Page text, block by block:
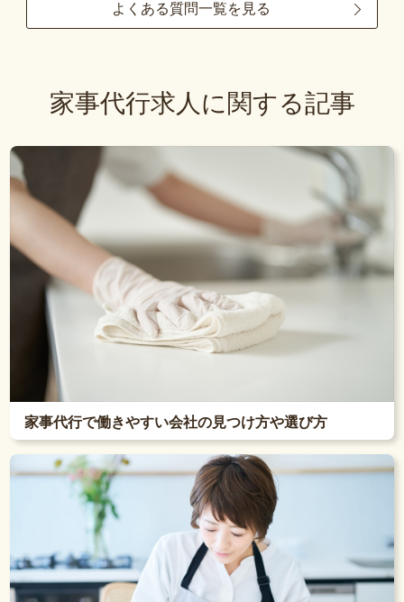
よくある質問一覧を見る
家事代行求人に関する記事
家事代行で働きやすい会社の見つけ方や選び方